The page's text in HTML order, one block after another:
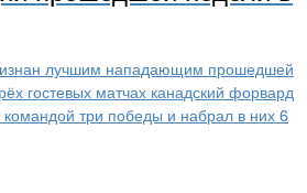
лучшим нападающим прошедшей
гостевых матчах канадский форвард
три победы и набрал в них 6